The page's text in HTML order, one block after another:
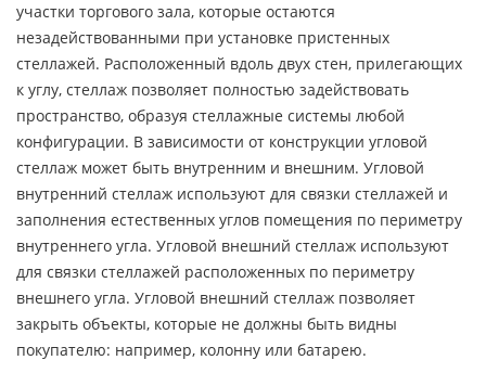
участки торгового зала, которые остаются
незадействованными при установке пристенных
стеллажей. Расположенный вдоль двух стен, прилегающих
к углу, стеллаж позволяет полностью задействовать
пространство, образуя стеллажные системы любой
конфигурации. В зависимости от конструкции угловой
стеллаж может быть внутренним и внешним. Угловой
внутренний стеллаж используют для связки стеллажей и
заполнения естественных углов помещения по периметру
внутреннего угла. Угловой внешний стеллаж используют
для связки стеллажей расположенных по периметру
внешнего угла. Угловой внешний стеллаж позволяет
закрыть объекты, которые не должны быть видны
покупателю: например, колонну или батарею.